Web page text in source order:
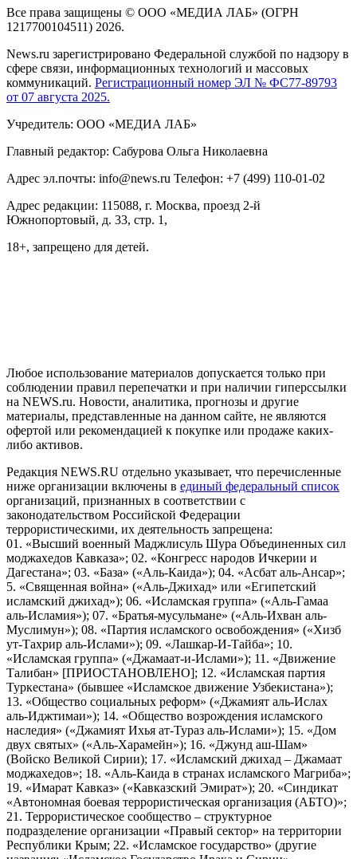
Все права защищены © ООО «МЕДИА ЛАБ» (ОГРН
1217700104511) 2026.
News.ru зарегистрировано Федеральной службой по надзору в
сфере связи, информационных технологий и массовых
коммуникаций. Регистрационный номер ЭЛ № ФС77-89793
от 07 августа 2025.
Учредитель: ООО «МЕДИА ЛАБ»
Главный редактор: Сабурова Ольга Николаевна
Адрес эл.почты: info@news.ru Телефон: +7 (499) 110-01-02
Адрес редакции: 115088, г. Москва, проезд 2-й
Южнопортовый, д. 33, стр. 1,
18+, запрещено для детей.
Любое использование материалов допускается только при
соблюдении правил перепечатки и при наличии гиперссылки
на NEWS.ru. Новости, аналитика, прогнозы и другие
материалы, представленные на данном сайте, не являются
офертой или рекомендацией к покупке или продаже каких-
либо активов.
Редакция NEWS.RU отдельно указывает, что перечисленные
ниже организации включены в единый федеральный список
организаций, признанных в соответствии с
законодательством Российской Федерации
террористическими, их деятельность запрещена:
01. «Высший военный Маджлисуль Шура Объединенных сил
моджахедов Кавказа»; 02. «Конгресс народов Ичкерии и
Дагестана»; 03. «База» («Аль-Каида»); 04. «Асбат аль-Ансар»;
5. «Священная война» («Аль-Джихад» или «Египетский
исламский джихад»); 06. «Исламская группа» («Аль-Гамаа
аль-Исламия»); 07. «Братья-мусульмане» («Аль-Ихван аль-
Муслимун»); 08. «Партия исламского освобождения» («Хизб
ут-Тахрир аль-Ислами»); 09. «Лашкар-И-Тайба»; 10.
«Исламская группа» («Джамаат-и-Ислами»); 11. «Движение
Талибан» [ПРИОСТАНОВЛЕНО]; 12. «Исламская партия
Туркестана» (бывшее «Исламское движение Узбекистана»);
13. «Общество социальных реформ» («Джамият аль-Ислах
аль-Иджтимаи»); 14. «Общество возрождения исламского
наследия» («Джамият Ихья ат-Тураз аль-Ислами»); 15. «Дом
двух святых» («Аль-Харамейн»); 16. «Джунд аш-Шам»
(Войско Великой Сирии); 17. «Исламский джихад – Джамаат
моджахедов»; 18. «Аль-Каида в странах исламского Магриба»;
19. «Имарат Кавказ» («Кавказский Эмират»); 20. «Синдикат
«Автономная боевая террористическая организация (АБТО)»;
21. Террористическое сообщество – структурное
подразделение организации «Правый сектор» на территории
Республики Крым; 22. «Исламское государство» (другие